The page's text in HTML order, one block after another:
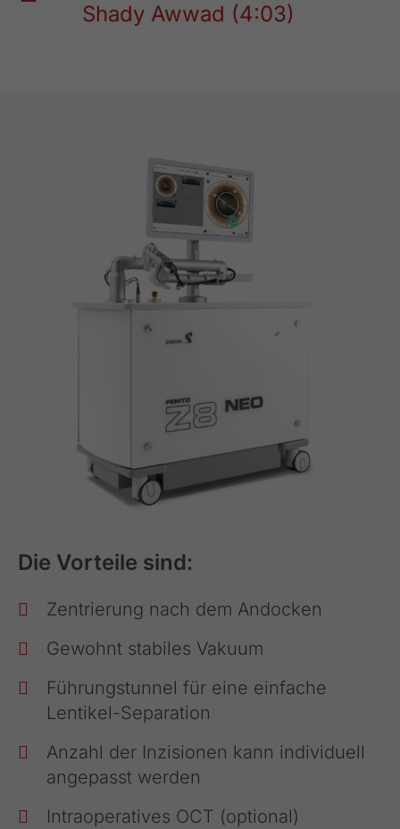
Shady Awwad (4:03)
Die Vorteile sind:
Zentrierung nach dem Andocken
Gewohnt stabiles Vakuum
Führungstunnel für eine einfache
Lentikel-Separation
Anzahl der Inzisionen kann individuell
angepasst werden
Intraoperatives OCT (optional)